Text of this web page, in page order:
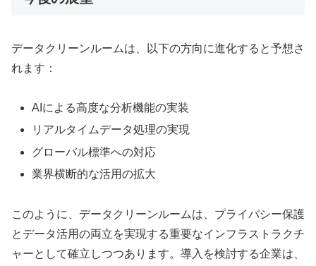
データクリーンルームは、以下の方向に進化すると予想さ
れます：
AIによる高度な分析機能の実装
リアルタイムデータ処理の実現
グローバル標準への対応
業界横断的な活用の拡大
このように、データクリーンルームは、プライバシー保護
とデータ活用の両立を実現する重要なインフラストラクチ
ャーとして確立しつつあります。導入を検討する企業は、